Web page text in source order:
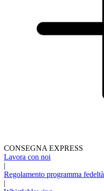
CONSEGNA EXPRESS
Lavora con noi
|
Regolamento programma fedeltà
|